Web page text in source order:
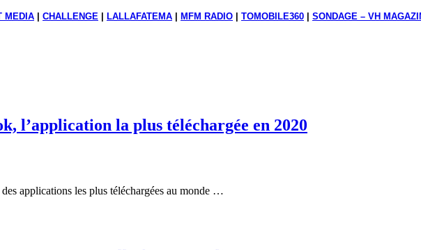
MEDIA CHALLENGE LALLAFATEMA MFM RADIO TOMOBILE360 SONDAGE – VH
l’application la plus téléchargée en 2020
applications les plus téléchargées au monde …